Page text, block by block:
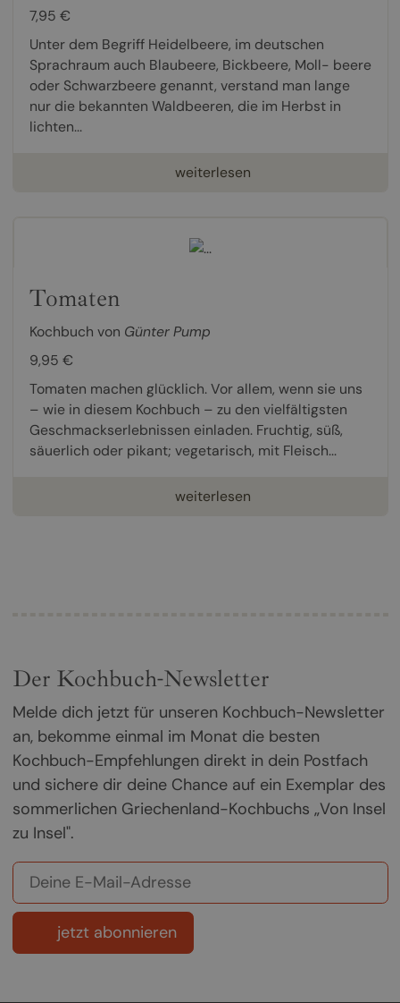
7,95 €
Unter dem Begriff Heidelbeere, im deutschen
Sprachraum auch Blaubeere, Bickbeere, Moll- beere
oder Schwarzbeere genannt, verstand man lange
nur die bekannten Waldbeeren, die im Herbst in
lichten...
weiterlesen
Tomaten
Kochbuch von Günter Pump
9,95 €
Tomaten machen glücklich. Vor allem, wenn sie uns
– wie in diesem Kochbuch – zu den vielfältigsten
Geschmackserlebnissen einladen. Fruchtig, süß,
säuerlich oder pikant; vegetarisch, mit Fleisch...
weiterlesen
Der Kochbuch-Newsletter
Melde dich jetzt für unseren Kochbuch-Newsletter
an, bekomme einmal im Monat die besten
Kochbuch-Empfehlungen direkt in dein Postfach
und sichere dir deine Chance auf ein Exemplar des
sommerlichen Griechenland-Kochbuchs „Von Insel
zu Insel".
jetzt abonnieren